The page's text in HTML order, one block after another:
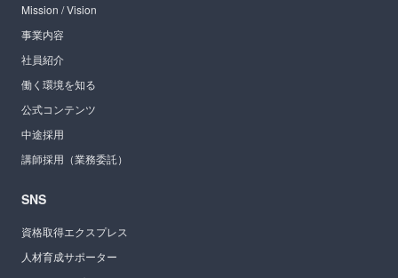
Mission / Vision
事業内容
社員紹介
働く環境を知る
公式コンテンツ
中途採用
講師採用（業務委託）
SNS
資格取得エクスプレス
人材育成サポーター